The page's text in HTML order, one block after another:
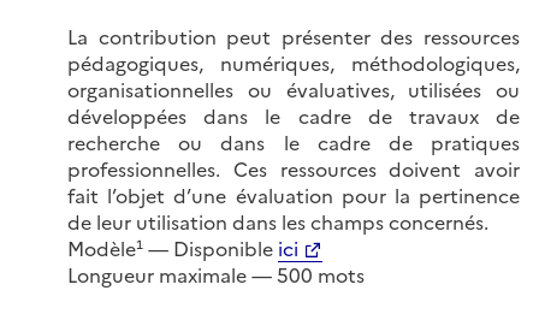
La contribution peut présenter des ressources
pédagogiques, numériques, méthodologiques,
organisationnelles ou évaluatives, utilisées ou
développées dans le cadre de travaux de
recherche ou dans le cadre de pratiques
professionnelles. Ces ressources doivent avoir
fait l’objet d’une évaluation pour la pertinence
de leur utilisation dans les champs concernés.
Modèle¹ — Disponible ici
Longueur maximale — 500 mots